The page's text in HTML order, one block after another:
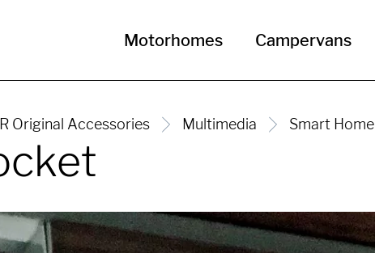
Motorhomes Campervans
Original Accessories Multimedia Smart Home